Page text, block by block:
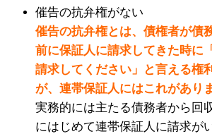
催告の抗弁権がない
催告の抗弁権とは、債権者が債
前に保証人に請求してきた時に
請求してください」と言える権
が、連帯保証人にはこれがあり
実務的には主たる債務者から回
にはじめて連帯保証人に請求が